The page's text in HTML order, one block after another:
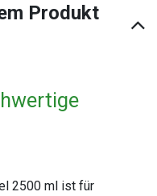
Produkt
2500 ml ist für